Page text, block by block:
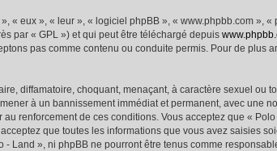
« eux », « leur », « logiciel phpBB », « www.phpbb.com »,
par « GPL ») et qui peut être téléchargé depuis
pas comme contenu ou conduite permis. Pour de plus
diffamatoire, choquant, menaçant, à caractère sexuel ou
à un bannissement immédiat et permanent, avec une
renforcement de ces conditions. Vous acceptez que «
que toutes les informations que vous avez saisies
Land », ni phpBB ne pourront être tenus comme